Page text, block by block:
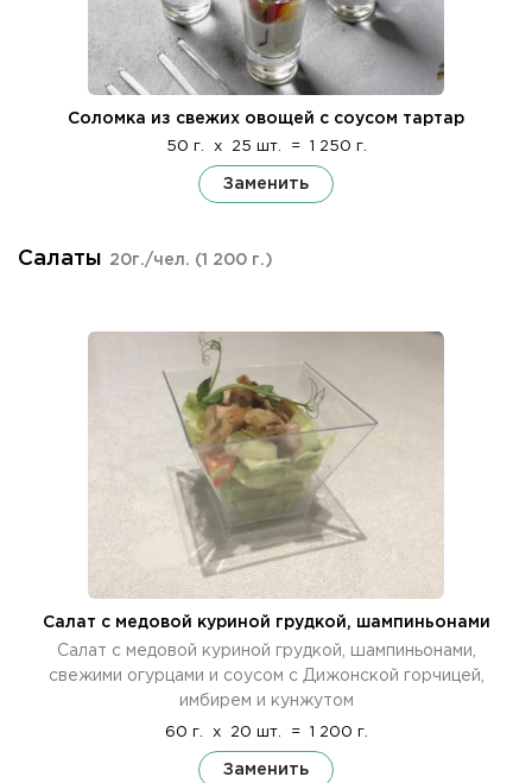
Соломка из свежих овощей с соусом тартар
50 г. x 25 шт. = 1 250 г.
Заменить
Салаты 20г./чел. (1 200 г.)
Салат с медовой куриной грудкой, шампиньонами
Салат с медовой куриной грудкой, шампиньонами,
свежими огурцами и соусом с Дижонской горчицей,
имбирем и кунжутом
60 г. x 20 шт. = 1 200 г.
Заменить